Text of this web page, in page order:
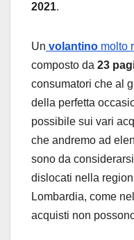
2021.
Un volantino molto
composto da 23
consumatori che al
della perfetta
possibile sui vari
che andremo ad
sono da considerarsi
dislocati nella
Lombardia, come
acquisti non